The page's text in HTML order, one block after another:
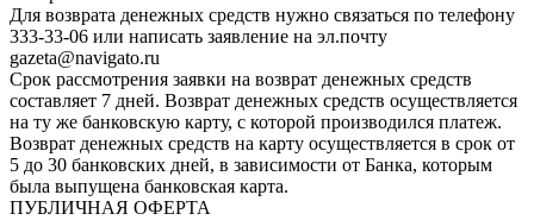
Для возврата денежных средств нужно связаться по телефону
333-33-06 или написать заявление на эл.почту
gazeta@navigato.ru
Срок рассмотрения заявки на возврат денежных средств
составляет 7 дней. Возврат денежных средств осуществляется
на ту же банковскую карту, с которой производился платеж.
Возврат денежных средств на карту осуществляется в срок от
5 до 30 банковских дней, в зависимости от Банка, которым
была выпущена банковская карта.
ПУБЛИЧНАЯ ОФЕРТА